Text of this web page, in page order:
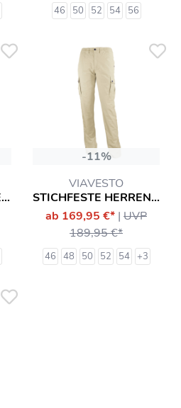
46 50 52 54 56
STICHFESTES HERRENHEMD DIAS
-11%
VIAVESTO
STICHFESTE HERREN-HOSE DIAS
ab 169,95 €* | UVP
189,95 €*
46 48 50 52 54 +3